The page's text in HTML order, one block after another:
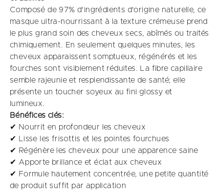
Composé de 97% d'ingrédients d'origine naturelle, ce
masque ultra-nourrissant à la texture crémeuse prend
le plus grand soin des cheveux secs, abîmés ou traités
chimiquement. En seulement quelques minutes, les
cheveux apparaissent somptueux, régénérés et les
fourches sont visiblement réduites. La fibre capillaire
semble rajeunie et resplendissante de santé; elle
présente un toucher soyeux au fini glossy et
lumineux.​
Bénéfices clés:
✔ Nourrit en profondeur les cheveux​
✔ Lisse les frisottis et les pointes fourchues
✔ Régénère les cheveux pour une apparence saine
✔ Apporte brillance et éclat aux cheveux
✔ Formule hautement concentrée, une petite quantité
de produit suffit par application